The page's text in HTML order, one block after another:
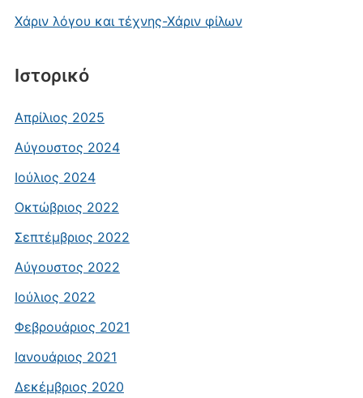
Χάριν λόγου και τέχνης-Χάριν φίλων
Ιστορικό
Απρίλιος 2025
Αύγουστος 2024
Ιούλιος 2024
Οκτώβριος 2022
Σεπτέμβριος 2022
Αύγουστος 2022
Ιούλιος 2022
Φεβρουάριος 2021
Ιανουάριος 2021
Δεκέμβριος 2020